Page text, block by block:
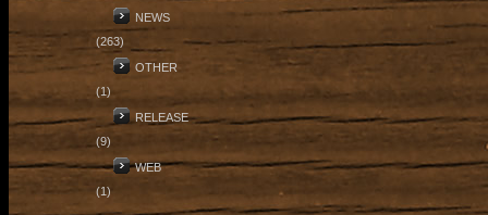
NEWS
(263)
OTHER
(1)
RELEASE
(9)
WEB
(1)